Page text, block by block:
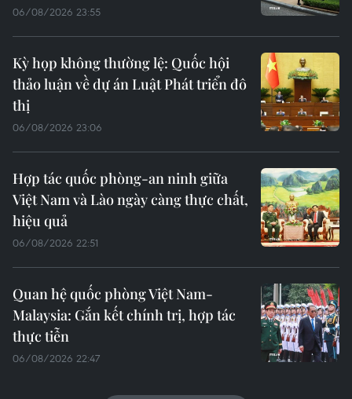
06/08/2026 23:55
Kỳ họp không thường lệ: Quốc hội
thảo luận về dự án Luật Phát triển đô
thị
06/08/2026 23:06
Hợp tác quốc phòng-an ninh giữa
Việt Nam và Lào ngày càng thực chất,
hiệu quả
06/08/2026 22:51
Quan hệ quốc phòng Việt Nam-
Malaysia: Gắn kết chính trị, hợp tác
thực tiễn
06/08/2026 22:47